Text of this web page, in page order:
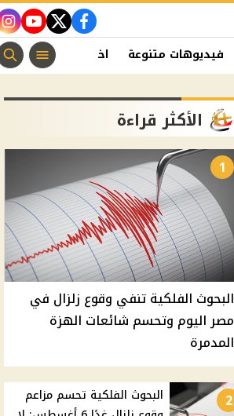
facebook
twitter
فيديوهات متنوعة اخبار الفن
الأكثر قراءة
1
البحوث الفلكية تنفي وقوع زلزال في
مصر اليوم وتحسم شائعات الهزة
المدمرة
2
البحوث الفلكية تحسم مزاعم